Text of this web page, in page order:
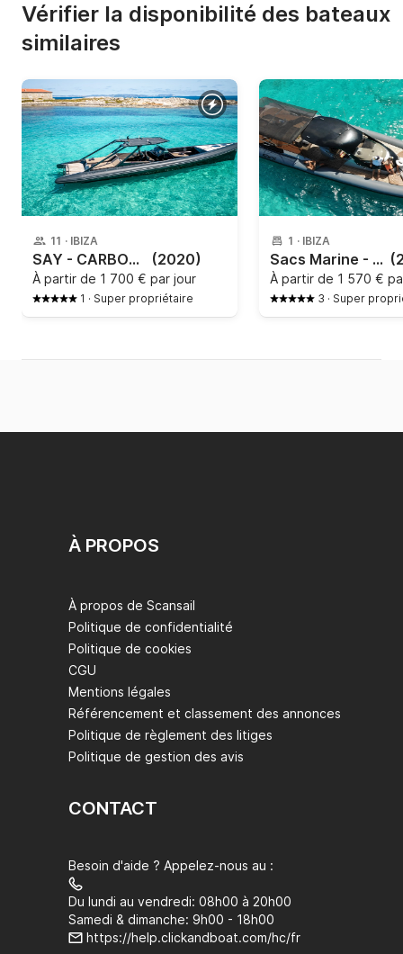
Vérifier la disponibilité des bateaux
similaires
11 · IBIZA
SAY - CARBON YACHT- 45 RIB (2020)
À partir de 1 700 € par jour
1 · Super propriétaire
1 · IBIZA
Sacs Marine - Strider 13
À partir de 1 570 €
3 · Super
À PROPOS
À propos de Scansail
Politique de confidentialité
Politique de cookies
CGU
Mentions légales
Référencement et classement des annonces
Politique de règlement des litiges
Politique de gestion des avis
CONTACT
Besoin d'aide ? Appelez-nous au :
Du lundi au vendredi: 08h00 à 20h00
Samedi & dimanche: 9h00 - 18h00
https://help.clickandboat.com/hc/fr